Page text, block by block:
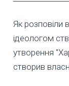
Як розповіли
ідеологом
утворення
створив